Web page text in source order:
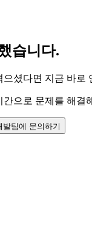
습니다.
으셨다면 지금 바로
간으로 문제를 해결
발팀에 문의하기